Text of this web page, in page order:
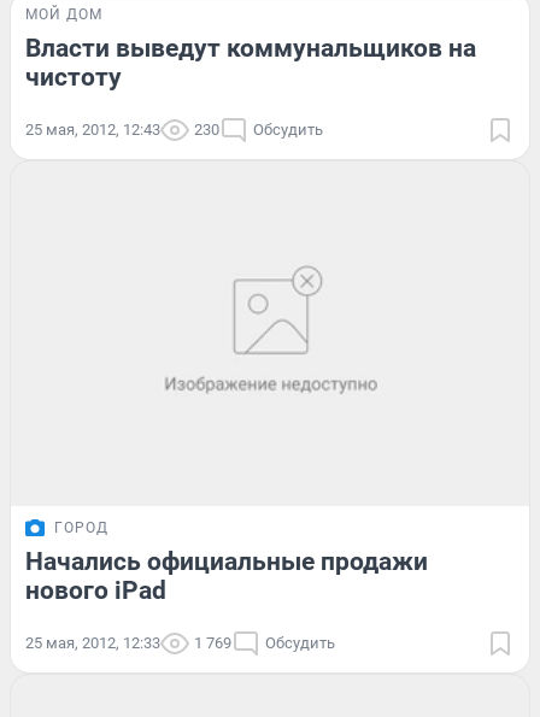
МОЙ ДОМ
Власти выведут коммунальщиков на
чистоту
25 мая, 2012, 12:43 230 Обсудить
ГОРОД
Начались официальные продажи
нового iPad
25 мая, 2012, 12:33 1 769 Обсудить